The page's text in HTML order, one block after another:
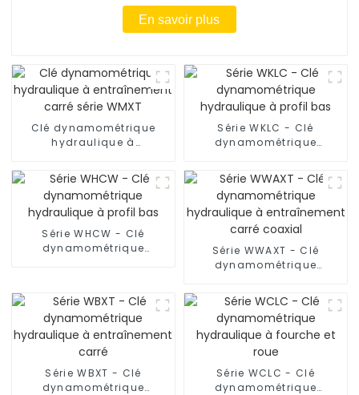
En savoir plus
Clé dynamométrique
hydraulique à
Série WKLC - Clé
dynamométrique
Série WHCW - Clé
dynamométrique
Série WWAXT - Clé
dynamométrique
entraînement carré
coaxial
Série WBXT - Clé
dynamométrique
Série WCLC - Clé
dynamométrique